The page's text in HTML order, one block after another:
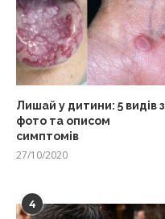
Лишай у дитини: 5 видів з
фото та описом
симптомів
27/10/2020
4